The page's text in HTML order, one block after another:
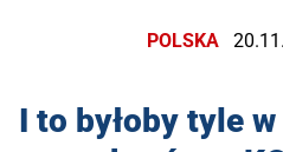
POLSKA
I to byłoby tyle